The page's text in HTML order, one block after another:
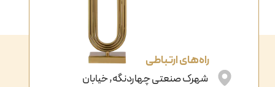
راه‌های ارتباطی
شهرک صنعتی چهاردنگه, خیابان